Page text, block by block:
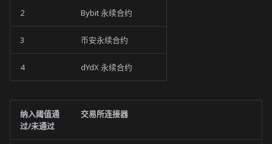
2 Bybit 永续合约
3 币安永续合约
4 dYdX 永续合约
纳入阈值通
过/未通过
交易所连接器